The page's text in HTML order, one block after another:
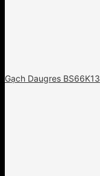
Gạch Daugres BS66K13